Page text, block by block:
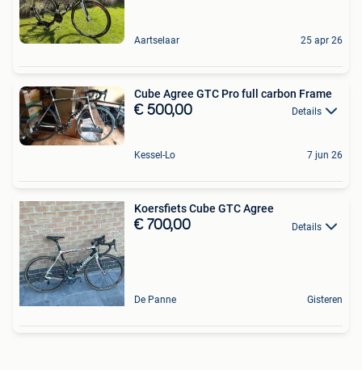
Aartselaar 25 apr 26
Cube Agree GTC Pro full carbon Frame
€ 500,00 Details
Kessel-Lo 7 jun 26
Koersfiets Cube GTC Agree
€ 700,00 Details
De Panne Gisteren